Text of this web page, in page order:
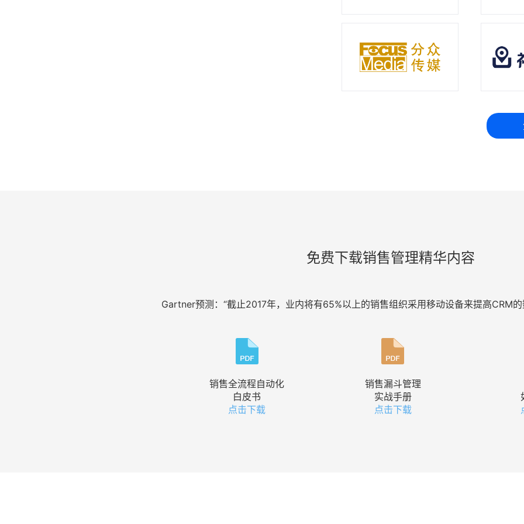
免费下载销售管理精华内容
Gartner预测：“截止2017年，业内将有65%以上的销售组织采用移动设备来提高CRM
销售全流程自动化
白皮书
点击下载
销售漏斗管理
实战手册
点击下载